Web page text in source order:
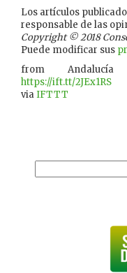
Los artículos
responsable de las
Copyright © 2018
Puede modificar sus
from Andalucía
https://ift.tt/2JEx1RS
viaIFTTT
Buscar: